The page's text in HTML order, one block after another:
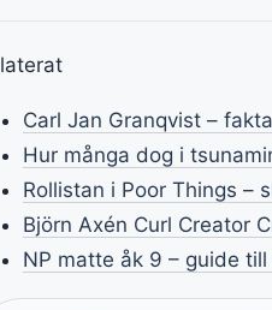
Carl Jan Granqvist –
Hur många dog i
Rollistan i Poor Things –
Björn Axén Curl Creator
NP matte åk 9 – guide